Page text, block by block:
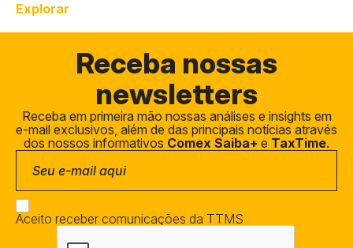
Explorar
Receba nossas
newsletters
Receba em primeira mão nossas análises e insights em
e-mail exclusivos, além de das principais notícias através
dos nossos informativos Comex Saiba+ e TaxTime.
Aceito receber comunicações da TTMS